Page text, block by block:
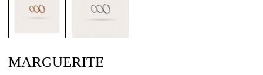
MARGUERITE